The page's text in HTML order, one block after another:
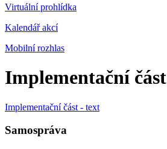
Virtuální prohlídka
Kalendář akcí
Mobilní rozhlas
Implementační část
Implementační část - text
Samospráva